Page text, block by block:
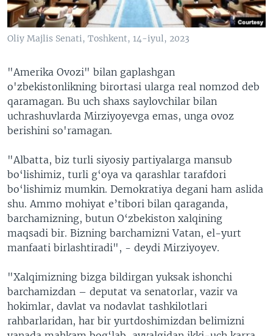
Oliy Majlis Senati, Toshkent, 14-iyul, 2023
"Amerika Ovozi" bilan gaplashgan
o'zbekistonlikning birortasi ularga real nomzod deb
qaramagan. Bu uch shaxs saylovchilar bilan
uchrashuvlarda Mirziyoyevga emas, unga ovoz
berishini so'ramagan.
"Albatta, biz turli siyosiy partiyalarga mansub
bo‘lishimiz, turli g‘oya va qarashlar tarafdori
bo‘lishimiz mumkin. Demokratiya degani ham aslida
shu. Ammo mohiyat e’tibori bilan qaraganda,
barchamizning, butun O‘zbekiston xalqining
maqsadi bir. Bizning barchamizni Vatan, el-yurt
manfaati birlashtiradi", - deydi Mirziyoyev.
"Xalqimizning bizga bildirgan yuksak ishonchi
barchamizdan – deputat va senatorlar, vazir va
hokimlar, davlat va nodavlat tashkilotlari
rahbarlaridan, har bir yurtdoshimizdan belimizni